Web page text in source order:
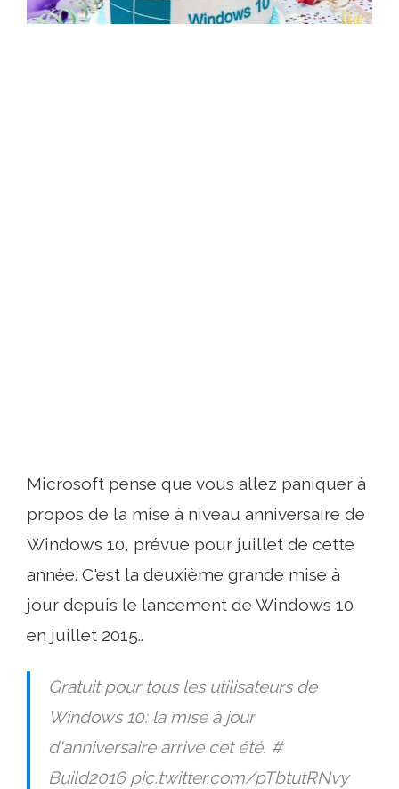
Microsoft pense que vous allez paniquer à
propos de la mise à niveau anniversaire de
Windows 10, prévue pour juillet de cette
année. C'est la deuxième grande mise à
jour depuis le lancement de Windows 10
en juillet 2015..
Gratuit pour tous les utilisateurs de
Windows 10: la mise à jour
d'anniversaire arrive cet été. #
Build2016 pic.twitter.com/pTbtutRNvy